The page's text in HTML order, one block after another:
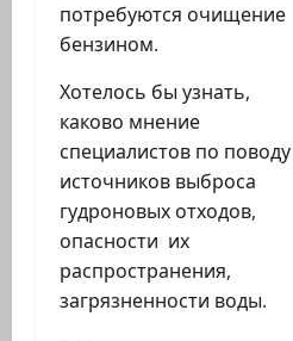
потребуются очищение
бензином.
Хотелось бы узнать,
каково мнение
специалистов по поводу
источников выброса
гудроновых отходов,
опасности их
распространения,
загрязненности воды.